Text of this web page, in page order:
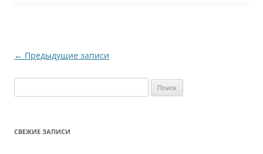
Навигация
← Предыдущие записи
СВЕЖИЕ ЗАПИСИ